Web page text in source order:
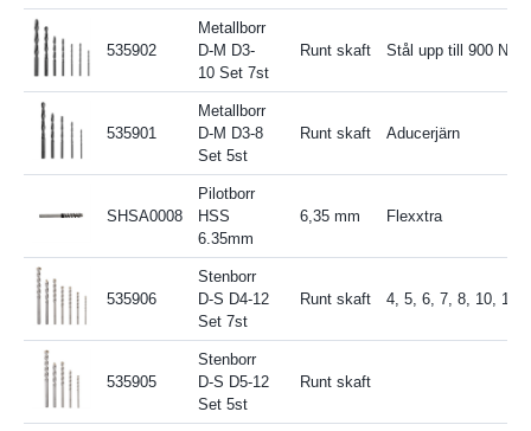
535902
Metallborr
D-M D3-
10 Set 7st
Runt skaft Stål upp till 900 N/
535901
Metallborr
D-M D3-8
Set 5st
Runt skaft Aducerjärn
SHSA0008
Pilotborr
HSS
6.35mm
6,35 mm Flexxtra
535906
Stenborr
D-S D4-12
Set 7st
Runt skaft 4, 5, 6, 7, 8, 10, 12
535905
Stenborr
D-S D5-12
Set 5st
Runt skaft